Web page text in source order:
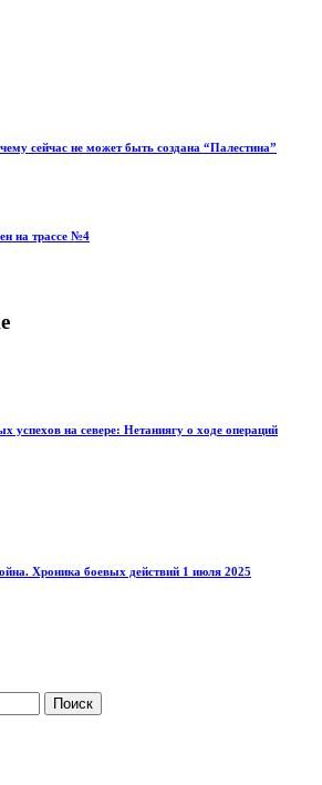
сейчас не может быть создана “Палестина”
на трассе №4
успехов на севере: Нетаниягу о ходе операций
Хроника боевых действий 1 июля 2025